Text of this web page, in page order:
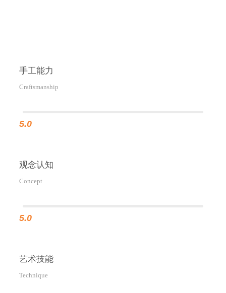
手工能力
Craftsmanship
5.0
观念认知
Concept
5.0
艺术技能
Technique